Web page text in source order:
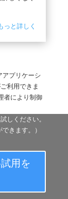
っと詳しく
アプリケーシ
利用できま
者により制御
しください。
きます。）
用を